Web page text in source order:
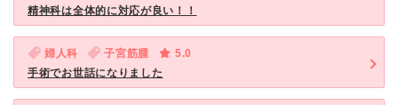
精神科は全体的に対応が良い！！
婦人科 子宮筋腫
5.0
手術でお世話になりました